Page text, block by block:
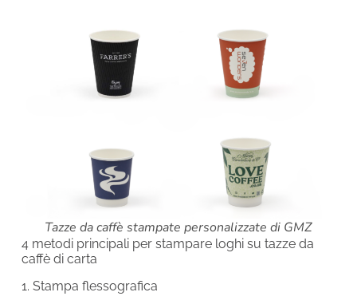
Tazze da caffè stampate personalizzate di GMZ
4 metodi principali per stampare loghi su tazze da
caffè di carta
1. Stampa flessografica